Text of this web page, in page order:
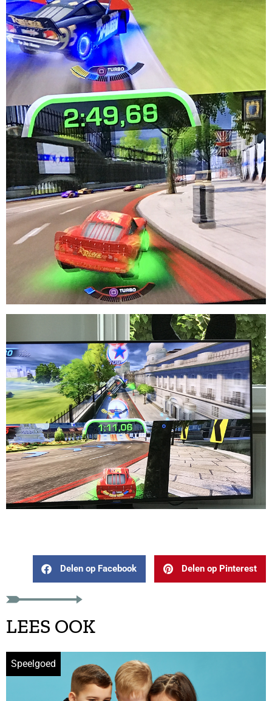
Delen op Facebook Delen op Pinterest
LEES OOK
Speelgoed